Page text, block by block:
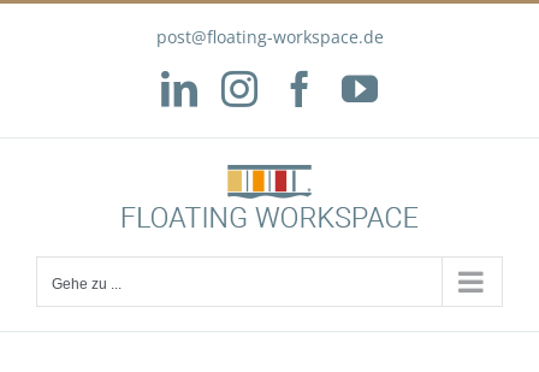
post@floating-workspace.de
LinkedInInstagramFacebook
YouTube
Gehe zu ...